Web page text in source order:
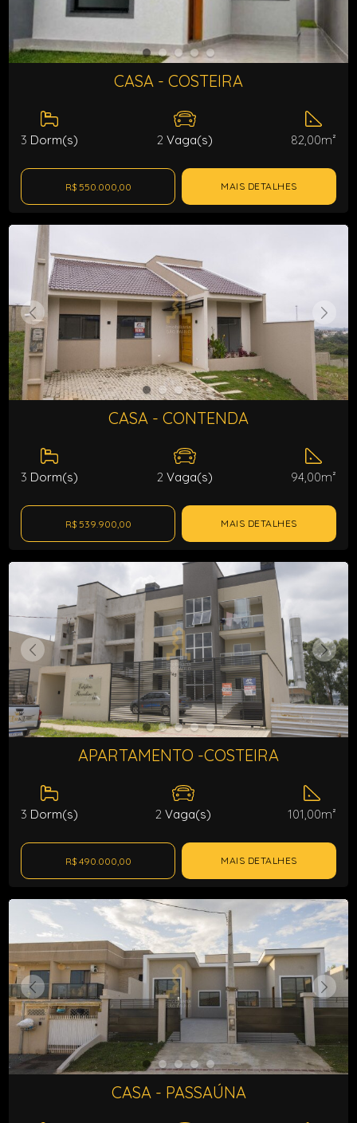
CASA - COSTEIRA
3 Dorm(s) 2 Vaga(s) 82,00m²
R$ 550.000,00 MAIS DETALHES
CASA - CONTENDA
3 Dorm(s) 2 Vaga(s) 94,00m²
R$ 539.900,00 MAIS DETALHES
APARTAMENTO -COSTEIRA
3 Dorm(s) 2 Vaga(s) 101,00m²
R$ 490.000,00 MAIS DETALHES
CASA - PASSAÚNA